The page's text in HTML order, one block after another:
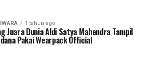
1 tahun ago
Juara Dunia Aldi Satya Mahendra Tampil
Pakai Wearpack Official